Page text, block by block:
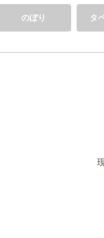
のぼり タ